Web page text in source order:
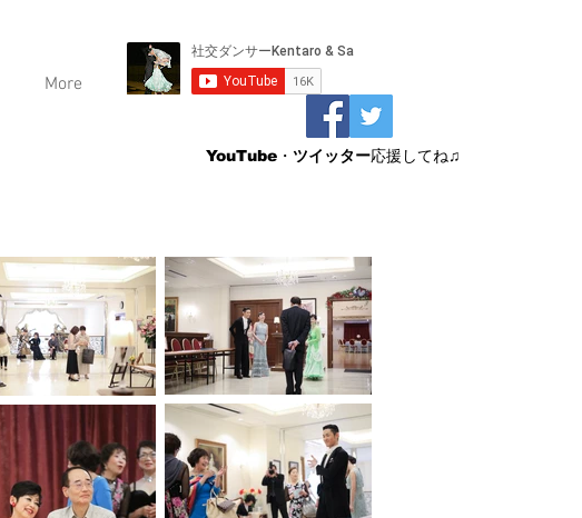
More
​YouTube・ ツイッター応援してね♫